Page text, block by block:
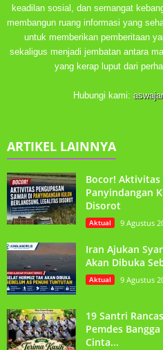
keadilan sosial, dan semangat
membangun ruang informasi yang
untuk memberikan pemberitaan
sekaligus menjadi jembatan antara
yang kerap luput dari
Hubungi kami:
ARTIKEL LAINNYA
Bocor! Aktivitas
Panyindangan
Disorot
Aktual 9 Agustus
Iran Ajukan
Akan Dibuka
Aktual 9 Agustus
19 Santri
Pemdes
Cinta...